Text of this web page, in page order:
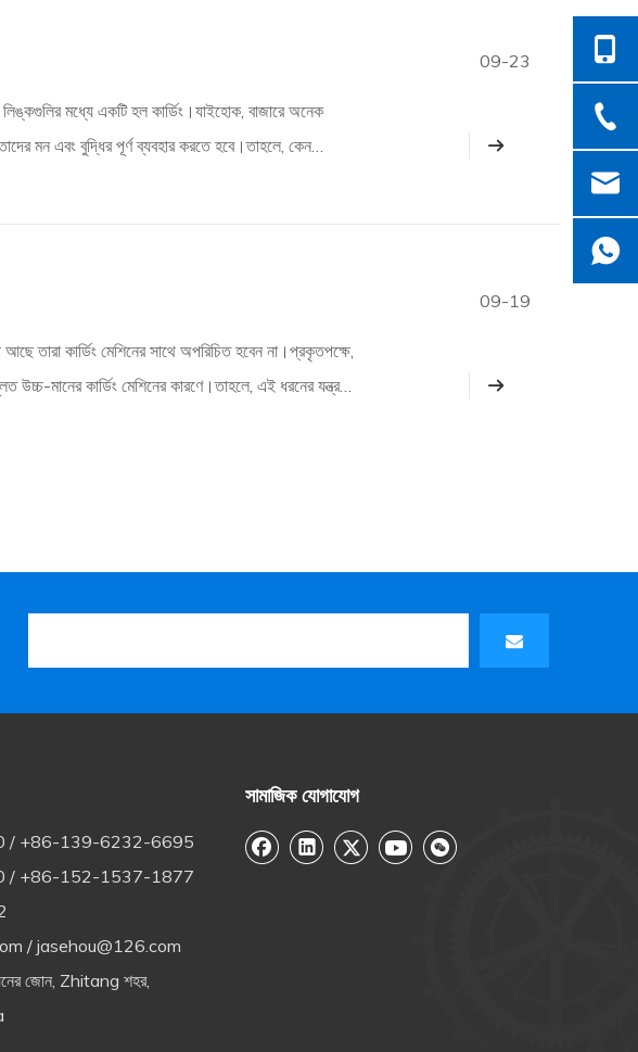
লিঙ্কগুলির মধ্যে একটি হল কার্ডিং।যাইহোক, বাজারে অনেক
মন এবং বুদ্ধির পূর্ণ ব্যবহার করতে হবে।তাহলে, কেন
09-23
তারা কার্ডিং মেশিনের সাথে অপরিচিত হবেন না।প্রকৃতপক্ষে,
মানের কার্ডিং মেশিনের কারণে।তাহলে, এই ধরনের যন্ত্র
09-19
/ +86-139-6232-6695
/ +86-152-1537-1877
/ jasehou@126.com
জোন, Zhitang শহর,
সামাজিক যোগাযোগ